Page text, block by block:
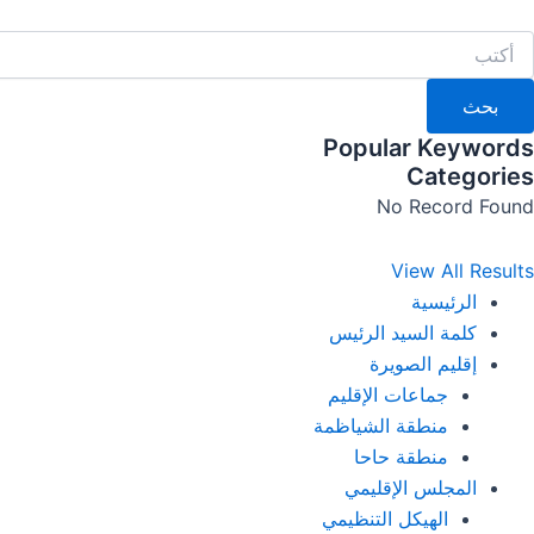
إلى
المحتوى
بحث
Popular Keywords
Categories
No Record Found
View All Results
الرئيسية
كلمة السيد الرئيس
إقليم الصويرة
جماعات الإقليم
منطقة الشياظمة
منطقة حاحا
المجلس الإقليمي
الهيكل التنظيمي